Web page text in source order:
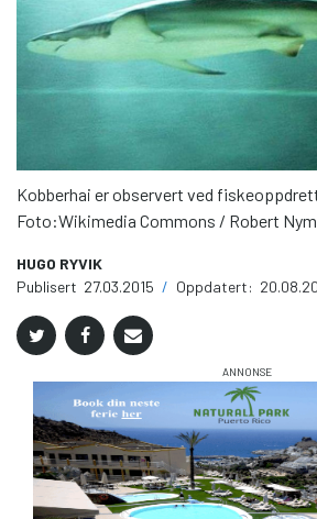
Kobberhai er observert ved fiskeoppdrett
Foto:Wikimedia Commons / Robert
HUGO RYVIK
Publisert 27.03.2015 / Oppdatert: